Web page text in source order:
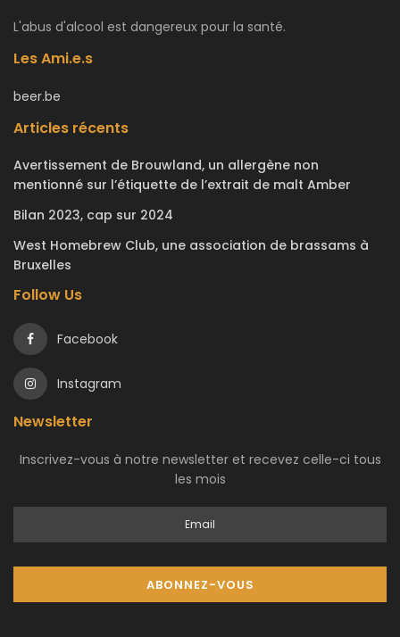
L'abus d'alcool est dangereux pour la santé.
Les Ami.e.s
beer.be
Articles récents
Avertissement de Brouwland, un allergène non
mentionné sur l’étiquette de l’extrait de malt Amber
Bilan 2023, cap sur 2024
West Homebrew Club, une association de brassams à
Bruxelles
Follow Us
Facebook
Instagram
Newsletter
Inscrivez-vous à notre newsletter et recevez celle-ci tous
les mois